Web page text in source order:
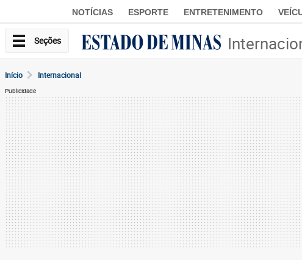
NOTÍCIAS ESPORTE ENTRETENIMENTO
Seções
Início Internacional
Publicidade